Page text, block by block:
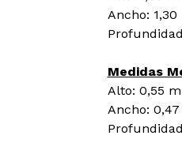
Ancho: 1,30
Medidas
Alto: 0,55 m
Ancho: